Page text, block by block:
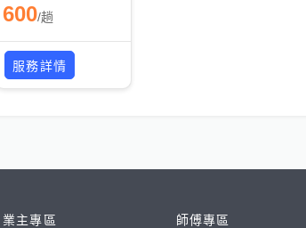
600/趟
服務詳情
業主專區 師傅專區